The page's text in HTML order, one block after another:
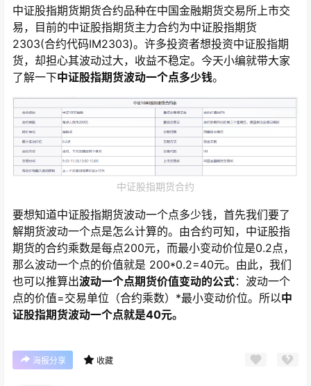
中证股指期货期货合约品种在中国金融期货交易所上市交
易，目前的中证股指期货主力合约为中证股指期货
2303(合约代码IM2303)。许多投资者想投资中证股指期
货，却担心其波动过大，收益不稳定。今天小编就带大家
了解一下中证股指期货波动一个点多少钱。
中证股指期货合约
要想知道中证股指期货波动一个点多少钱，首先我们要了
解期货波动一个点是怎么计算的。由合约可知，中证股指
期货的合约乘数是每点200元，而最小变动价位是0.2点，
那么波动一个点的价值就是 200*0.2=40元。由此，我们
也可以推算出波动一个点期货价值变动的公式：波动一个
点的价值=交易单位（合约乘数）*最小变动价位。所以中
证股指期货波动一个点就是40元。
海报分享 收藏